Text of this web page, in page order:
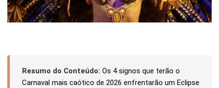
Resumo do Conteúdo: Os 4 signos que terão o
Carnaval mais caótico de 2026 enfrentarão um Eclipse